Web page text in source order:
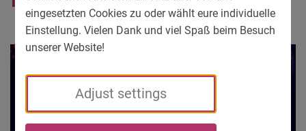
eingesetzten Cookies zu oder wählt eure individuelle
Einstellung. Vielen Dank und viel Spaß beim Besuch
unserer Website!
Adjust settings